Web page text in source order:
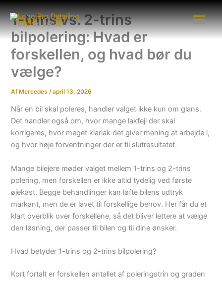
Gå
til
indholdet
1-trins vs. 2-trins
bilpolering: Hvad er
forskellen, og hvad bør du
vælge?
AfMercedes/april 13, 2026
Når en bil skal poleres, handler valget ikke kun om glans.
Det handler også om, hvor mange lakfejl der skal
korrigeres, hvor meget klarlak det giver mening at arbejde i,
og hvor høje forventninger der er til slutresultatet.
Mange bilejere møder valget mellem 1-trins og 2-trins
polering, men forskellen er ikke altid tydelig ved første
øjekast. Begge behandlinger kan løfte bilens udtryk
markant, men de er lavet til forskellige behov. Her får du et
klart overblik over forskellene, så det bliver lettere at vælge
den løsning, der passer til bilen og til dine ønsker.
Hvad betyder 1-trins og 2-trins bilpolering?
Kort fortalt er forskellen antallet af poleringstrin og graden